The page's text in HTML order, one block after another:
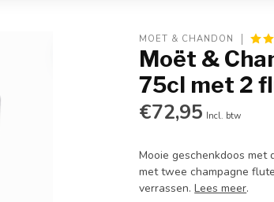
MOËT & CHANDON
Moët &
75cl met 2
€72,95 Incl. btw
Mooie geschenkdoos met
met twee champagne
verrassen.Lees meer.